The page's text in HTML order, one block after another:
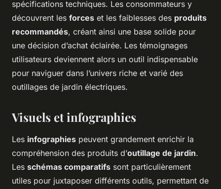
spécifications techniques. Les consommateurs y
découvrent les forces et les faiblesses des produits
recommandés, créant ainsi une base solide pour
une décision d’achat éclairée. Les témoignages
utilisateurs deviennent alors un outil indispensable
pour naviguer dans l’univers riche et varié des
outillages de jardin électriques.
Visuels et infographies
Les infographies peuvent grandement enrichir la
compréhension des produits d’outillage de jardin.
Les schémas comparatifs sont particulièrement
utiles pour juxtaposer différents outils, permettant de